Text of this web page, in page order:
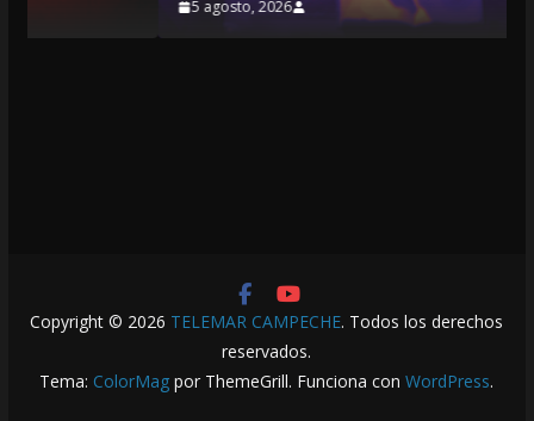
Copyright © 2026 TELEMAR CAMPECHE. Todos los derechos
reservados.
Tema: ColorMag por ThemeGrill. Funciona conWordPress.